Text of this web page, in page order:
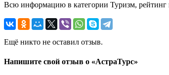
Всю информацию в категории Туризм, рейтинг
Ещё никто не оставил отзыв.
Напишите свой отзыв о «АстраТурс»